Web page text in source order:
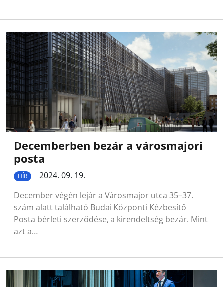
Decemberben bezár a városmajori
posta
HÍR
2024. 09. 19.
December végén lejár a Városmajor utca 35–37.
szám alatt található Budai Központi Kézbesítő
Posta bérleti szerződése, a kirendeltség bezár. Mint
azt a…